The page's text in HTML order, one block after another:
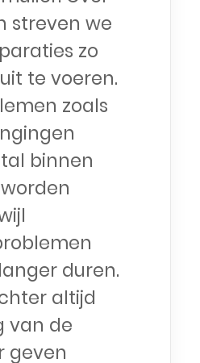
streven we
zo
te voeren.
zoals
binnen
duren.
altijd
van de
geven